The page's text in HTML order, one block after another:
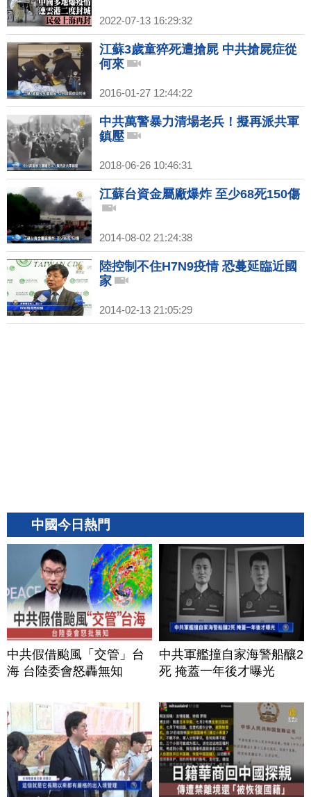
2022-07-13 16:29:32
江蘇3歲童猝死遭搶屍 中共搶屍症從
何來
2016-01-27 12:44:22
中共萬警暴力清場老兵！擬再派共軍
鎮壓
2018-06-26 10:46:31
江蘇台資金屬廠爆炸 至少68死150傷
2014-08-02 21:24:38
陸控制不住H7N9疫情 恐蔓延臨近國
家
2014-02-13 21:05:29
中國今日熱門
中共假借颱風「交管」台
海 台陸委會怒轟無知
中共軍艦撞自家海警船釀2
死 掩蓋一年後才曝光